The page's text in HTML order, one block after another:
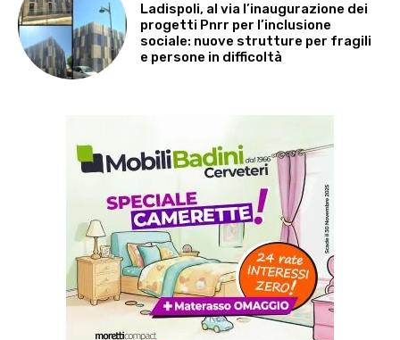
Ladispoli, al via l’inaugurazione dei
progetti Pnrr per l’inclusione
sociale: nuove strutture per fragili
e persone in difficoltà